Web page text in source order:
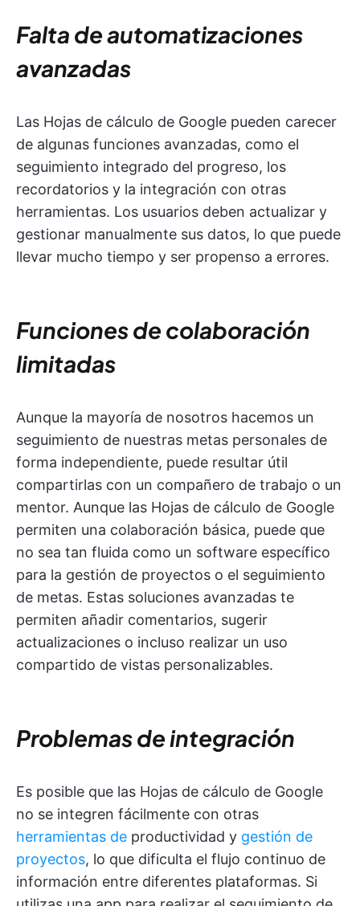
Falta de automatizaciones
avanzadas
Las Hojas de cálculo de Google pueden carecer
de algunas funciones avanzadas, como el
seguimiento integrado del progreso, los
recordatorios y la integración con otras
herramientas. Los usuarios deben actualizar y
gestionar manualmente sus datos, lo que puede
llevar mucho tiempo y ser propenso a errores.
Funciones de colaboración
limitadas
Aunque la mayoría de nosotros hacemos un
seguimiento de nuestras metas personales de
forma independiente, puede resultar útil
compartirlas con un compañero de trabajo o un
mentor. Aunque las Hojas de cálculo de Google
permiten una colaboración básica, puede que
no sea tan fluida como un software específico
para la gestión de proyectos o el seguimiento
de metas. Estas soluciones avanzadas te
permiten añadir comentarios, sugerir
actualizaciones o incluso realizar un uso
compartido de vistas personalizables.
Problemas de integración
Es posible que las Hojas de cálculo de Google
no se integren fácilmente con otras
herramientas de productividad y gestión de
proyectos, lo que dificulta el flujo continuo de
información entre diferentes plataformas. Si